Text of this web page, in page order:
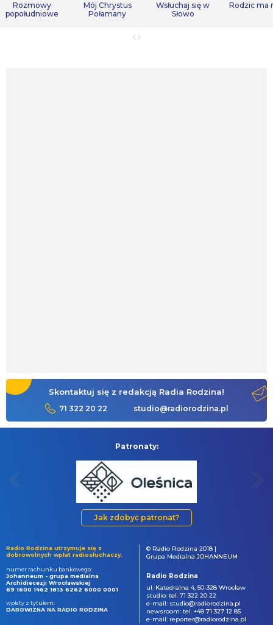
Rozmowy
popołudniowe
Mój Chrystus
Połamany
Wsłuchaj się w
Słowo
Rodzic ma
Skontaktuj się z redakcją Radia Rodzina!
71 322 20 22 studio@radiorodzina.pl
Patronaty:
Jak zdobyć patronat?
Radio Rodzina utrzymuje się z
dobrowolnych wpłat radiosłuchaczy.
numer rachunku bankowego:
Johanneum - grupa medialna
Archidiecezji Wrocławskiej
69 1600 1462 1813 6262 6000 0001
wpłaty z tytułem:
DAROWIZNA NA RADIO RODZINA
© Radio Rodzina 2018 |
Grupa Medialna JOHANNEUM
Radio Rodzina
ul. Katedralna 4, 50-328 Wrocław
studio: tel. 71 322 20 22
e-mail: studio@radiorodzina.pl
newsroom: tel. +48 71 327 12 85
e-mail: reporter@radiorodzina.pl